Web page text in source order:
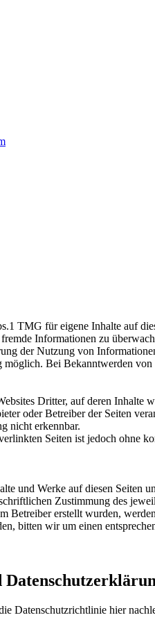
TMG für eigene Inhalte auf
Informationen zu
der Nutzung von
Bei Bekanntwerden
Dritter, auf deren
oder Betreiber der Seiten
nicht erkennbar.
Seiten ist jedoch ohne
und Werke auf diesen
Zustimmung des
Betreiber erstellt wurden,
bitten wir um einen
Datenschutzrichtlinie hier